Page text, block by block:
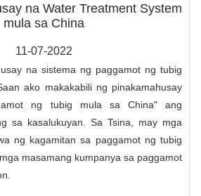
na Water Treatment System
mula sa China
11-07-2022
na sistema ng paggamot ng tubig
ako makakabili ng pinakamahusay
ng tubig mula sa China" ang
sa kasalukuyan. Sa Tsina, may mga
ng kagamitan sa paggamot ng tubig
masamang kumpanya sa paggamot